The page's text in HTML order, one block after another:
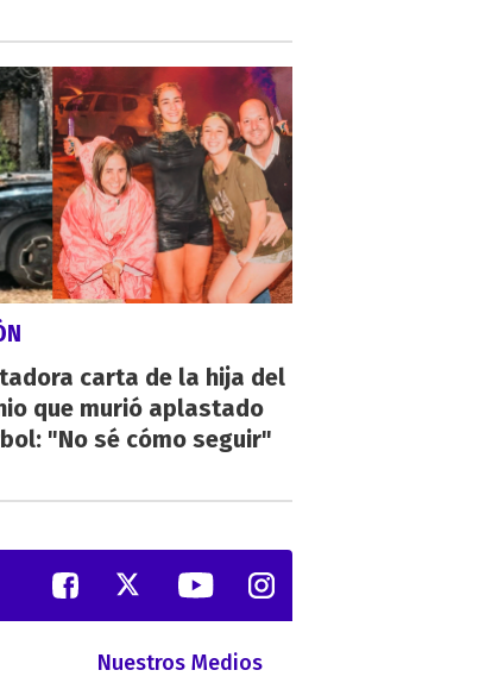
carta de la hija del
que murió aplastado
"No sé cómo seguir"
Nuestros Medios